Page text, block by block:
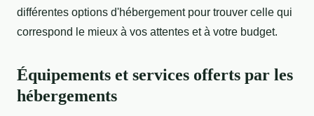
différentes options d'hébergement pour trouver celle qui
correspond le mieux à vos attentes et à votre budget.
Équipements et services offerts par les
hébergements